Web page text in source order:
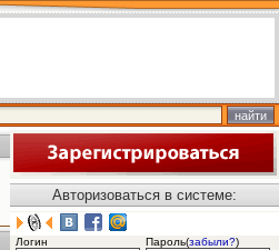
Авторизоваться в системе:
Логин Пароль(забыли?)